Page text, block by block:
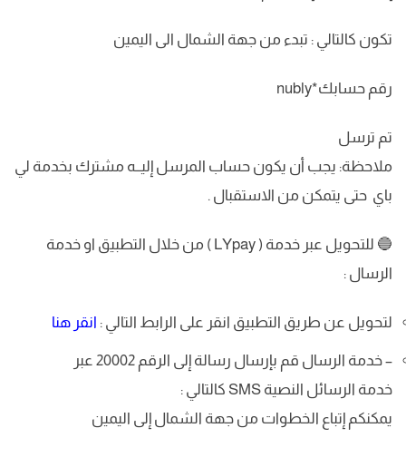
تكون كالتالي : تبدء من جهة الشمال الى اليمين
رقم حسابك*nubly
تم ترسل
ملاحظة: يجب أن يكون حساب المرسل إليــه مشترك بخدمة لي
باي حتى يتمكن من الاستقبال .
🔵 للتحويل عبر خدمة ( LYpay ) من خلال التطبيق او خدمة
الرسال :
لتحويل عن طريق التطبيق انقر على الرابط التالي : انقر هنا
– خدمة الرسال قم بإرسال رسالة إلى الرقم 20002 عبر
خدمة الرسائل النصية SMS كالتالي :
يمكنكم إتباع الخطوات من جهة الشمال إلى اليمين